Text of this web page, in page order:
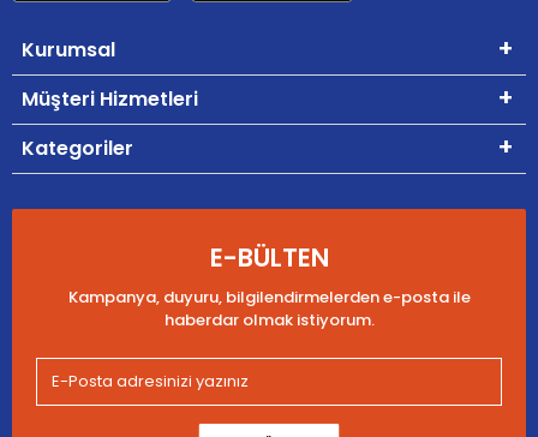
Kurumsal
Müşteri Hizmetleri
Kategoriler
E-BÜLTEN
Kampanya, duyuru, bilgilendirmelerden e-posta ile
haberdar olmak istiyorum.